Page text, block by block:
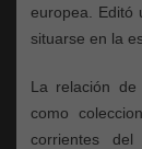
europea. Editó
situarse en la
La relación de
como
corrientes